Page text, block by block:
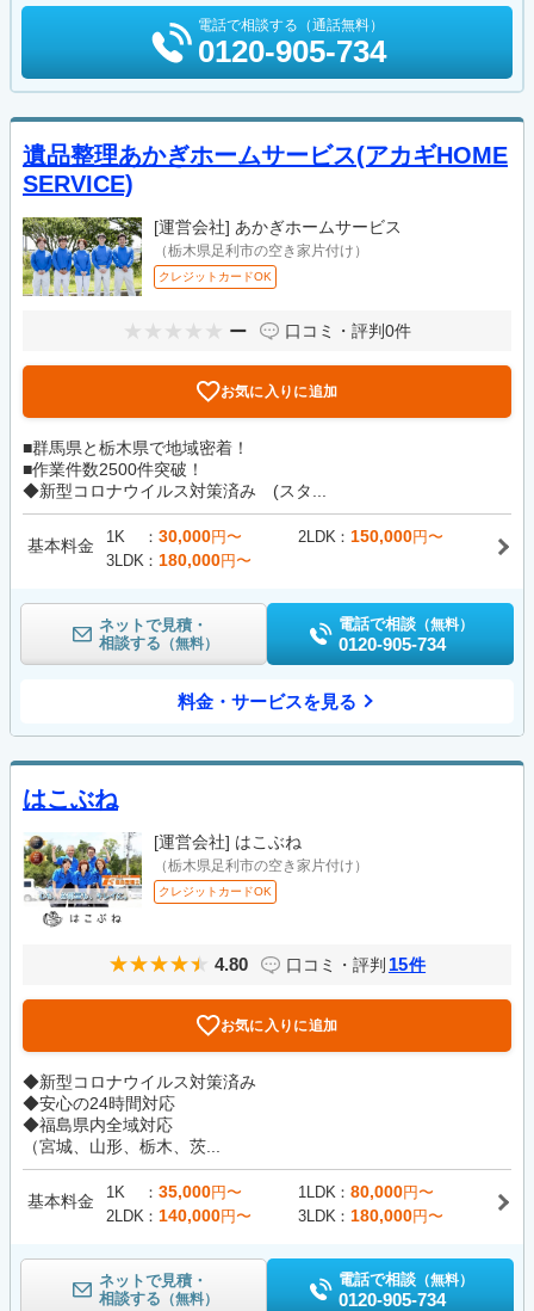
電話で相談する（通話無料）
0120-905-734
遺品整理あかぎホームサービス(アカギHOME
SERVICE)
[運営会社] あかぎホームサービス
（栃木県足利市の空き家片付け）
クレジットカードOK
ー 口コミ・評判0件
お気に入りに追加
■群馬県と栃木県で地域密着！
■作業件数2500件突破！
◆新型コロナウイルス対策済み (スタ...
基本料金 1K 30,000円〜 2LDK 150,000円〜
3LDK
180,000円〜
ネットで見積・
相談する （無料）
電話で相談 （無料）
0120-905-734
料金・サービスを見る
はこぶね
[運営会社] はこぶね
（栃木県足利市の空き家片付け）
クレジットカードOK
4.80 口コミ・評判 15件
お気に入りに追加
◆新型コロナウイルス対策済み
◆安心の24時間対応
◆福島県内全域対応
（宮城、山形、栃木、茨...
基本料金 1K 35,000円〜 1LDK 80,000円〜
2LDK
140,000円〜 3LDK 180,000円〜
ネットで見積・
相談する （無料）
電話で相談 （無料）
0120-905-734